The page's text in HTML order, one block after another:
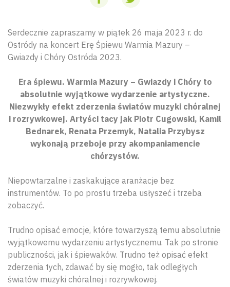
Serdecznie zapraszamy w piątek 26 maja 2023 r. do
Ostródy na koncert Erę Śpiewu Warmia Mazury –
Gwiazdy i Chóry Ostróda 2023.
Era śpiewu. Warmia Mazury – Gwiazdy i Chóry to
absolutnie wyjątkowe wydarzenie artystyczne.
Niezwykły efekt zderzenia światów muzyki chóralnej
i rozrywkowej. Artyści tacy jak Piotr Cugowski, Kamil
Bednarek, Renata Przemyk, Natalia Przybysz
wykonają przeboje przy akompaniamencie
chórzystów.
Niepowtarzalne i zaskakujące aranżacje bez
instrumentów. To po prostu trzeba usłyszeć i trzeba
zobaczyć.
Trudno opisać emocje, które towarzyszą temu absolutnie
wyjątkowemu wydarzeniu artystycznemu. Tak po stronie
publiczności, jak i śpiewaków. Trudno też opisać efekt
zderzenia tych, zdawać by się mogło, tak odległych
światów muzyki chóralnej i rozrywkowej.